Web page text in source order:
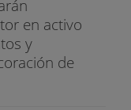
en activo
y
de